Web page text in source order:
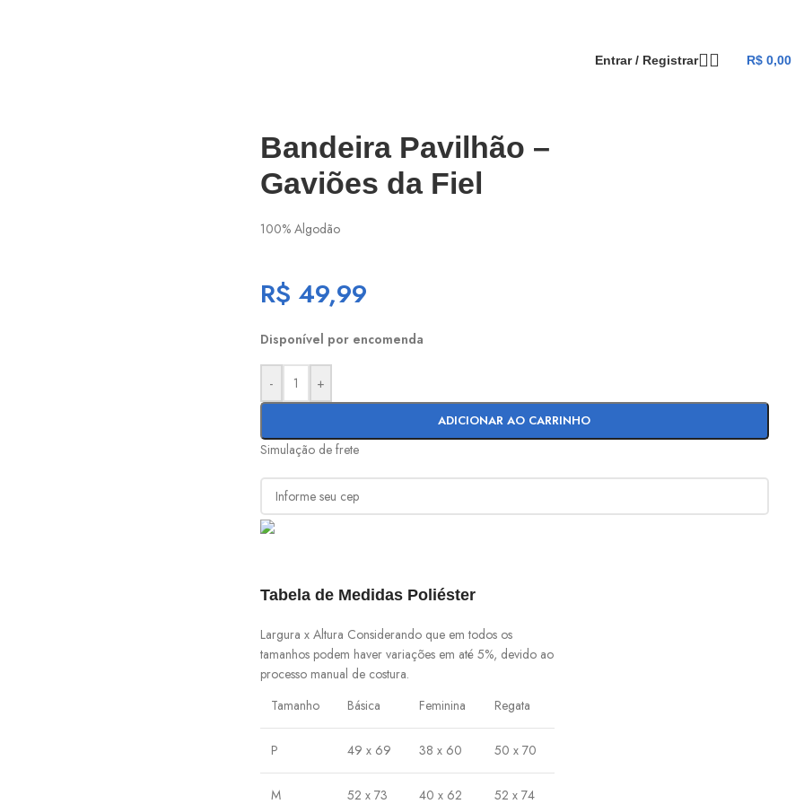
Entrar / Registrar R$ 0,00
Bandeira Pavilhão –
Gaviões da Fiel
100% Algodão
R$ 49,99
Disponível por encomenda
- +
ADICIONAR AO CARRINHO
Simulação de frete
Tabela de Medidas Poliéster
Largura x Altura Considerando que em todos os
tamanhos podem haver variações em até 5%, devido ao
processo manual de costura.
Tamanho
Básica Feminina Regata
P 49 x 69 38 x 60 50 x 70
M 52 x 73 40 x 62 52 x 74